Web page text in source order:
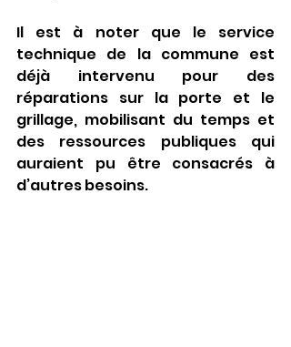
Il est à noter que le service
technique de la commune est
déjà intervenu pour des
réparations sur la porte et le
grillage, mobilisant du temps et
des ressources publiques qui
auraient pu être consacrés à
d’autres besoins.